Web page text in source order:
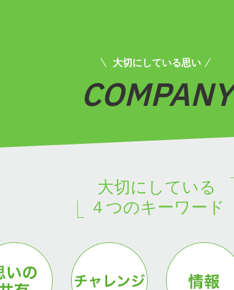
仕事・人を知る
職種紹介
プロジェクトストーリー
大切にしている思い
COMPANY
大切にしている
４つのキーワード